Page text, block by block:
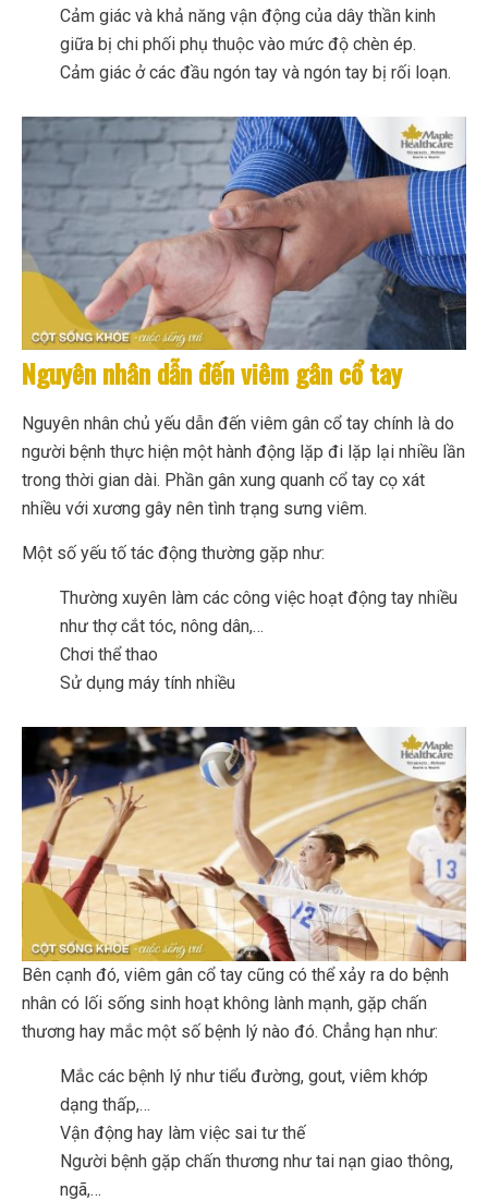
Cảm giác và khả năng vận động của dây thần kinh
giữa bị chi phối phụ thuộc vào mức độ chèn ép.
Cảm giác ở các đầu ngón tay và ngón tay bị rối loạn.
Nguyên nhân dẫn đến viêm gân cổ tay
Nguyên nhân chủ yếu dẫn đến viêm gân cổ tay chính là do
người bệnh thực hiện một hành động lặp đi lặp lại nhiều lần
trong thời gian dài. Phần gân xung quanh cổ tay cọ xát
nhiều với xương gây nên tình trạng sưng viêm.
Một số yếu tố tác động thường gặp như:
Thường xuyên làm các công việc hoạt động tay nhiều
như thợ cắt tóc, nông dân,…
Chơi thể thao
Sử dụng máy tính nhiều
Bên cạnh đó, viêm gân cổ tay cũng có thể xảy ra do bệnh
nhân có lối sống sinh hoạt không lành mạnh, gặp chấn
thương hay mắc một số bệnh lý nào đó. Chẳng hạn như:
Mắc các bệnh lý như tiểu đường, gout, viêm khớp
dạng thấp,…
Vận động hay làm việc sai tư thế
Người bệnh gặp chấn thương như tai nạn giao thông,
ngã,…